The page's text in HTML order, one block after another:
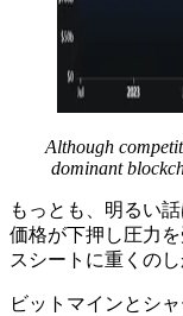
Although
dominant
もっとも、明るい
価格が下押し圧力
スシートに重くの
ビットマインとシ